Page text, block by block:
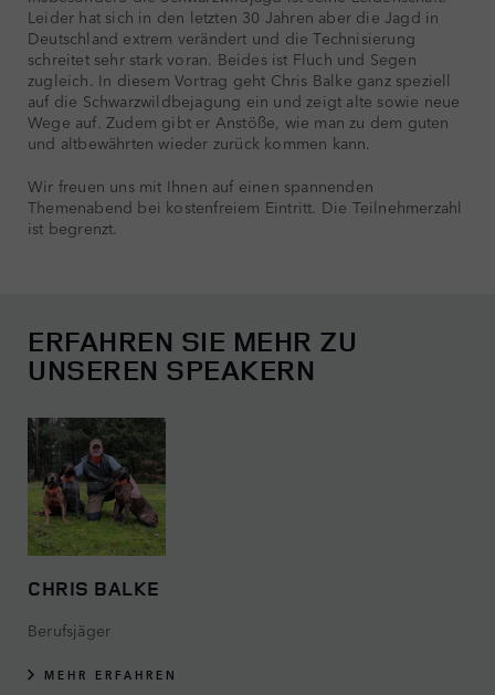
Leider hat sich in den letzten 30 Jahren aber die Jagd in
Deutschland extrem verändert und die Technisierung
schreitet sehr stark voran. Beides ist Fluch und Segen
zugleich. In diesem Vortrag geht Chris Balke ganz speziell
auf die Schwarzwildbejagung ein und zeigt alte sowie neue
Wege auf. Zudem gibt er Anstöße, wie man zu dem guten
und altbewährten wieder zurück kommen kann.
Wir freuen uns mit Ihnen auf einen spannenden
Themenabend bei kostenfreiem Eintritt. Die Teilnehmerzahl
ist begrenzt.
ERFAHREN SIE MEHR ZU
UNSEREN SPEAKERN
CHRIS BALKE
Berufsjäger
MEHR ERFAHREN